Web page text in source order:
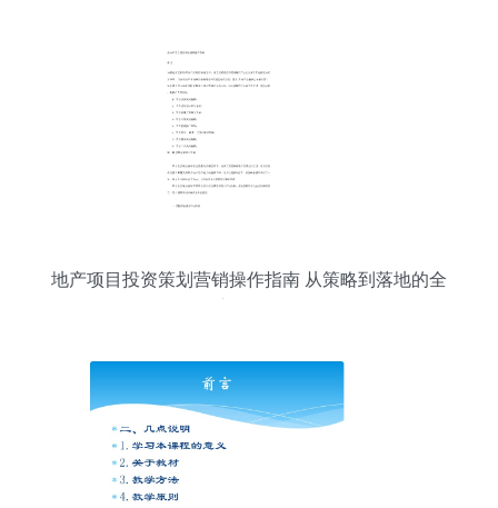
地产项目投资策划营销操作指南 从策略到落地的全